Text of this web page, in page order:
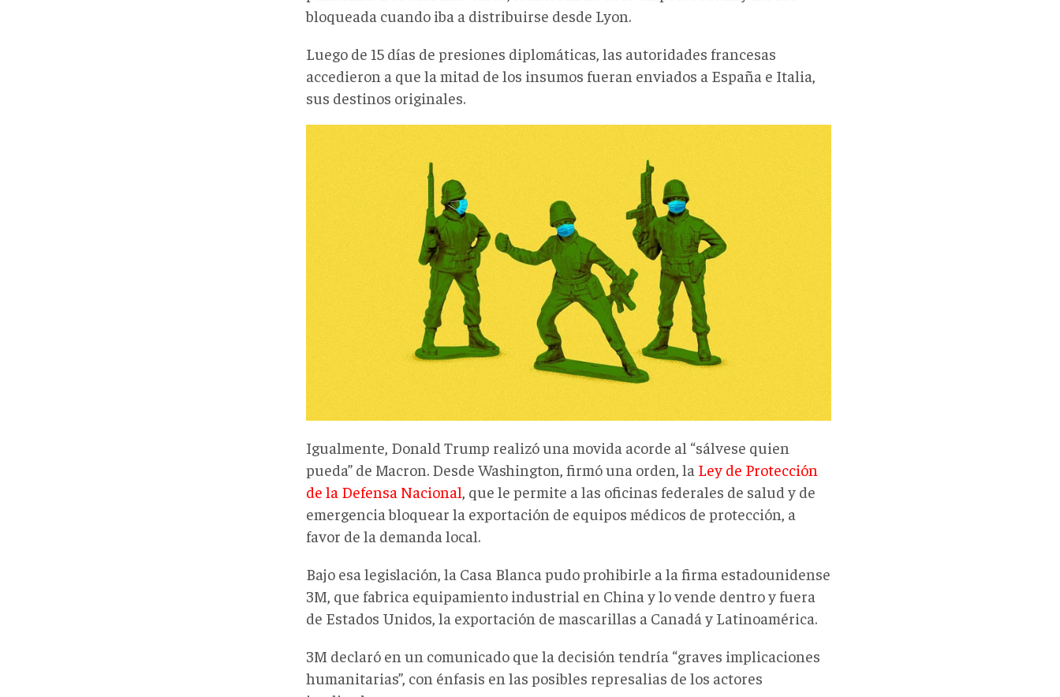
bloqueada cuando iba a distribuirse desde Lyon.
Luego de 15 días de presiones diplomáticas, las autoridades francesas
accedieron a que la mitad de los insumos fueran enviados a España e Italia,
sus destinos originales.
Igualmente, Donald Trump realizó una movida acorde al “sálvese quien
pueda” de Macron. Desde Washington, firmó una orden, la Ley de Protección
de la Defensa Nacional , que le permite a las oficinas federales de salud y de
emergencia bloquear la exportación de equipos médicos de protección, a
favor de la demanda local.
Bajo esa legislación, la Casa Blanca pudo prohibirle a la firma estadounidense
3M, que fabrica equipamiento industrial en China y lo vende dentro y fuera
de Estados Unidos, la exportación de mascarillas a Canadá y Latinoamérica.
3M declaró en un comunicado que la decisión tendría “graves implicaciones
humanitarias”, con énfasis en las posibles represalias de los actores